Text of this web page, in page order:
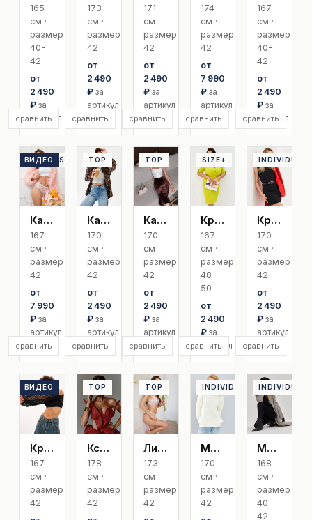
сравнить
165
см ·
размер
40-
42
от
2 490
₽ за
артикул
сравнить
173
см ·
размер
42
от
2 490
₽ за
артикул
сравнить
171
см ·
размер
42
от
2 490
₽за
артикул
сравнить
174
см ·
размер
42
от
7 990
₽ за
артикул
сравнить
167
см ·
размер
40-
42
от
2 490
₽за
артикул
сравнить
EXCLUSIVE
ВИДЕО
Карина Exclusive
167
см ·
размер
42
от
7 990
₽ за
артикул
сравнить
TOP
Карина Б
170
см ·
размер
42
от
2 490
₽ за
артикул
сравнить
TOP
Карина Лебедь
170
см ·
размер
42
от
2 490
₽за
артикул
сравнить
SIZE+
Кристина | Size+
167
см ·
размер
48-
50
от
2 490
₽ за
артикул
сравнить
INDIVIDUAL
Кристина А
170
см ·
размер
42
от
2 490
₽за
артикул
TOP
ВИДЕО
Кристина Кудряш
167
см ·
размер
42
TOP
Ксения С
178
см ·
размер
42
TOP
Линара Ф
173
см ·
размер
42
INDIVIDUAL
Мария
170
см ·
размер
42
INDIVIDUAL
Мария
168
см ·
размер
40-
42